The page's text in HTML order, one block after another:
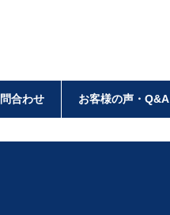
合わせ お客様の声・Q&A